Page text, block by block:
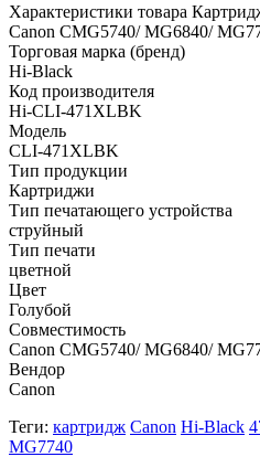
Характеристики товара
Canon CMG5740/ MG6840/
Торговая марка (бренд)
Hi-Black
Код производителя
Hi-CLI-471XLBK
Модель
CLI-471XLBK
Тип продукции
Картриджи
Тип печатающего устройства
струйный
Тип печати
цветной
Цвет
Голубой
Совместимость
Canon CMG5740/ MG6840/
Вендор
Canon
Теги: картридж Canon Hi-Black
MG7740